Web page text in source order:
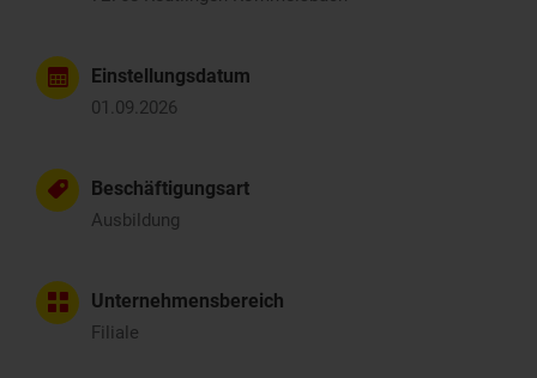
Einstellungsdatum
01.09.2026
Beschäftigungsart
Ausbildung
Unternehmensbereich
Filiale